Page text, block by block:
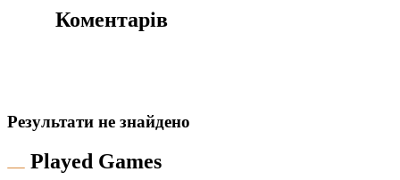
Коментарів
Результати не знайдено
Played Games